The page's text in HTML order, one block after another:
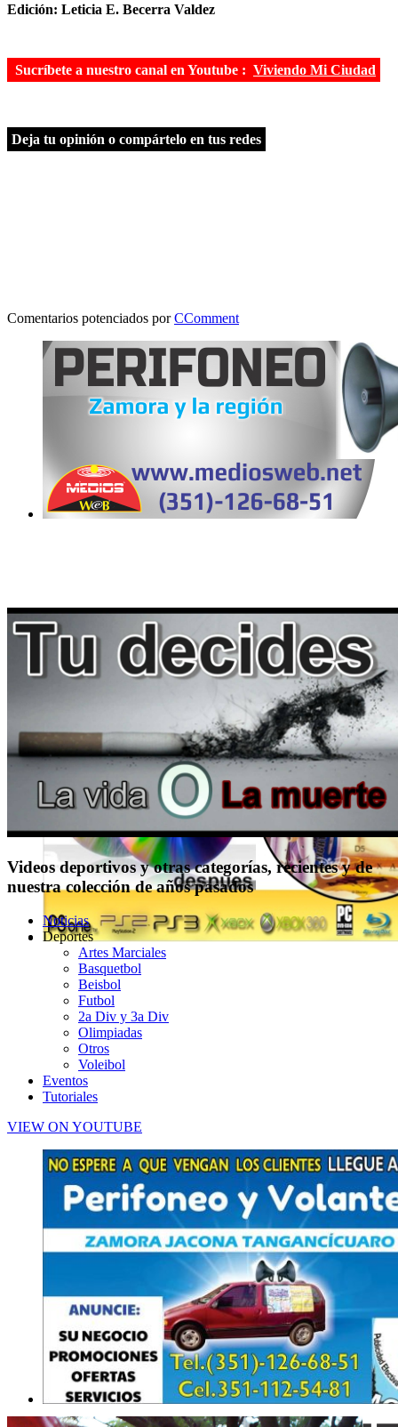
Edición: Leticia E. Becerra Valdez
Sucríbete a nuestro canal en Youtube : Viviendo Mi Ciudad
Deja tu opinión o compártelo en tus redes
Comentarios potenciados porCComment
Videos deportivos y otras categorías, recientes y de
nuestra colección de años pasados
Noticias
Deportes
Artes Marciales
Basquetbol
Beisbol
Futbol
2a Div y 3a Div
Olimpiadas
Otros
Voleibol
Eventos
Tutoriales
VIEW ON YOUTUBE